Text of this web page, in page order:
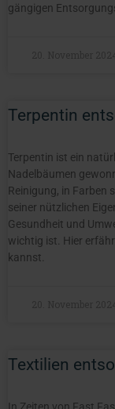
gängigen
Terpentin
Terpentin ist ein
Nadelbäumen
Reinigung, in Farben
seiner nützlichen
Gesundheit und
wichtig ist. Hier
kannst.
Textilien